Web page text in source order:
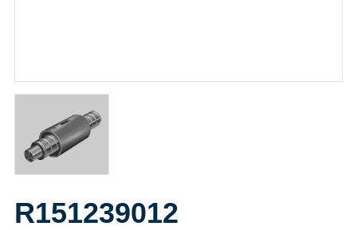
R151239012